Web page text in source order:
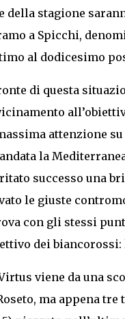
della stagione
a Spicchi,
al dodicesimo
di questa
attenzione
la
successo una
le giuste
con gli stessi
dei
viene da una
ma appena